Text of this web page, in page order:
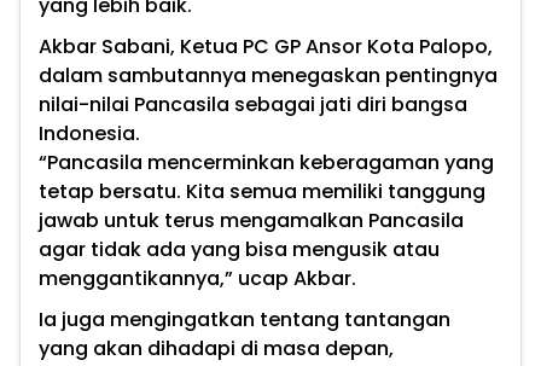
yang lebih baik.
Akbar Sabani, Ketua PC GP Ansor Kota Palopo,
dalam sambutannya menegaskan pentingnya
nilai-nilai Pancasila sebagai jati diri bangsa
Indonesia.
“Pancasila mencerminkan keberagaman yang
tetap bersatu. Kita semua memiliki tanggung
jawab untuk terus mengamalkan Pancasila
agar tidak ada yang bisa mengusik atau
menggantikannya,” ucap Akbar.
Ia juga mengingatkan tentang tantangan
yang akan dihadapi di masa depan,